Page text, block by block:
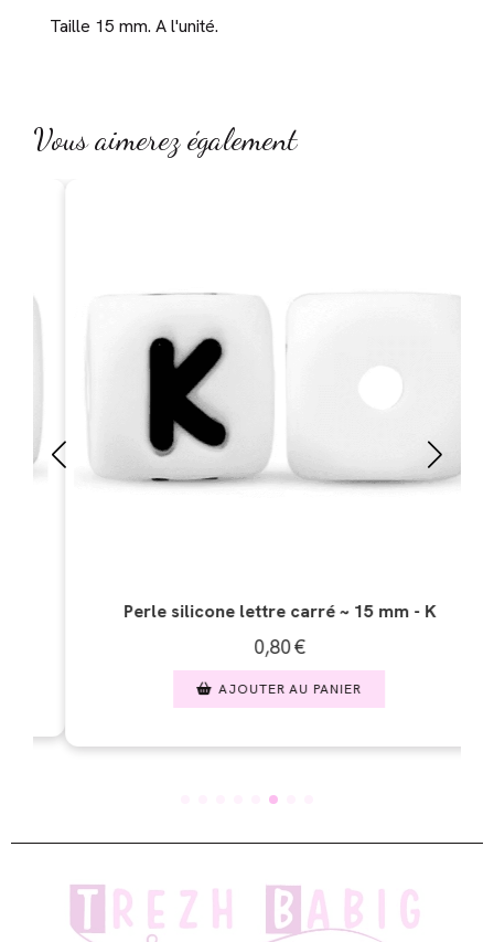
Taille 15 mm. A l'unité.
Vous aimerez également
lettre carré ~ 15 mm - K Perle silicone